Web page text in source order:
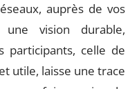
auprès de vos
une vision durable,
participants, celle de
utile, laisse une trace